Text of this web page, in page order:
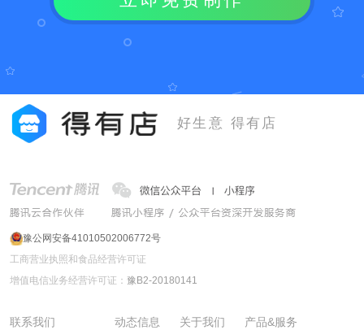
好生意 得有店
豫公网安备41010502006772号
工商营业执照和食品经营许可证
增值电信业务经营许可证： 豫B2-20180141
联系我们 动态信息 关于我们 产品&服务